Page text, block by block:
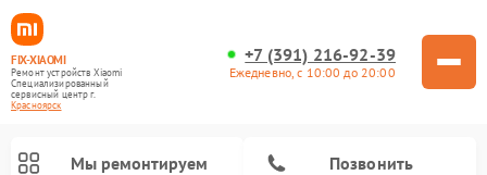
FIX-XIAOMI
Ремонт устройств Xiaomi
Специализированный
cервисный центр г.
Красноярск
+7 (391) 216-92-39
Ежедневно, с 10:00 до 20:00
Мы ремонтируем Позвонить